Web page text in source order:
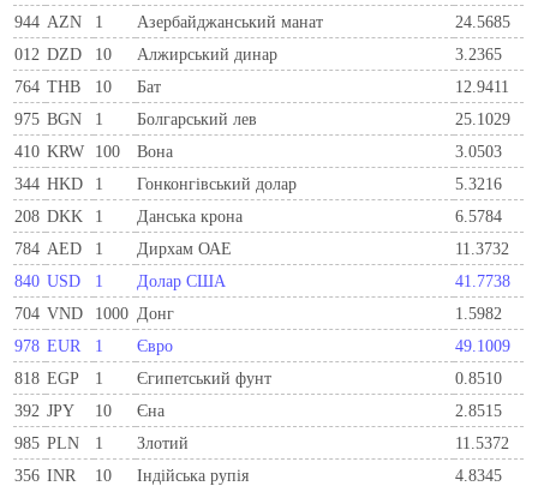
944 AZN 1 Азербайджанський манат
24.5685
012 DZD 10 Алжирський динар
3.2365
764 THB 10 Бат
12.9411
975 BGN 1 Болгарський лев
25.1029
410 KRW 100 Вона
3.0503
344 HKD 1 Гонконгівський долар
5.3216
208 DKK 1 Данська крона
6.5784
784 AED 1 Дирхам ОАЕ
11.3732
840 USD 1 Долар США
41.7738
704 VND 1000 Донг
1.5982
978 EUR 1 Євро
49.1009
818 EGP 1 Єгипетський фунт
0.8510
392 JPY 10 Єна
2.8515
985 PLN 1 Злотий
11.5372
356 INR 10 Індійська рупія
4.8345